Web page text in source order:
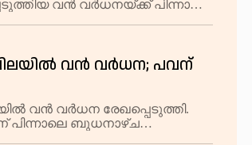
വൻ വർധനയ്ക്ക് പിന്നാലെ
വൻ വർധന; പവന്
വൻ വർധന രേഖപ്പെടുത്തി.
പിന്നാലെ ബുധനാഴ്ച